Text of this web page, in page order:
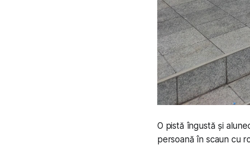
O pistă îngustă și
persoană în scaun cu